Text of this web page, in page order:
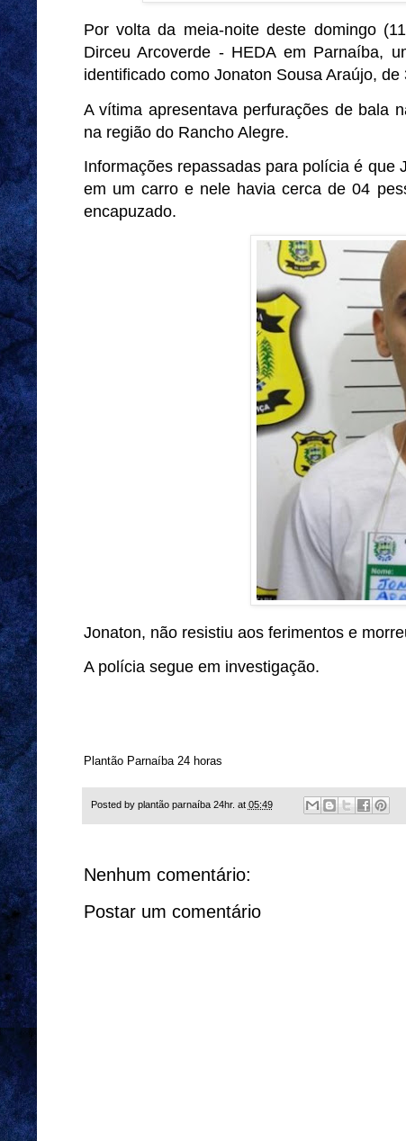
Por volta da meia-noite deste domingo
Dirceu Arcoverde - HEDA em Parnaíba,
identificado como Jonaton Sousa Araújo, de
A vítima apresentava perfurações de bala
na região do Rancho Alegre.
Informações repassadas para polícia é que
em um carro e nele havia cerca de 04
encapuzado.
Jonaton, não resistiu aos ferimentos e
A polícia segue em investigação.
Plantão Parnaíba 24 horas
Posted by plantão parnaíba 24hr. at 05:49
Nenhum comentário:
Postar um comentário